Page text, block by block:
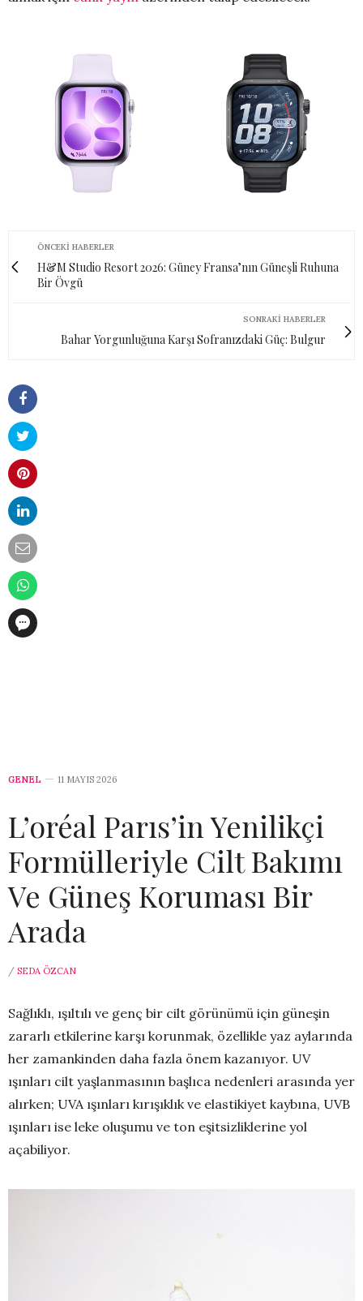
ÖNCEKI HABERLER
H&M Studio Resort 2026: Güney Fransa’nın Güneşli Ruhuna
Bir Övgü
SONRAKI HABERLER
Bahar Yorgunluğuna Karşı Sofranızdaki Güç: Bulgur
GENEL 11 MAYIS 2026
L’oréal Parıs’in Yenilikçi
Formülleriyle Cilt Bakımı
Ve Güneş Koruması Bir
Arada
/ SEDA ÖZCAN
Sağlıklı, ışıltılı ve genç bir cilt görünümü için güneşin
zararlı etkilerine karşı korunmak, özellikle yaz aylarında
her zamankinden daha fazla önem kazanıyor. UV
ışınları cilt yaşlanmasının başlıca nedenleri arasında yer
alırken; UVA ışınları kırışıklık ve elastikiyet kaybına, UVB
ışınları ise leke oluşumu ve ton eşitsizliklerine yol
açabiliyor.